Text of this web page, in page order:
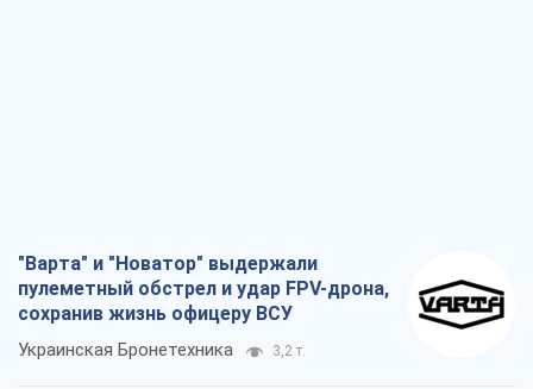
"Варта" и "Новатор" выдержали
пулеметный обстрел и удар FPV-дрона,
сохранив жизнь офицеру ВСУ
Украинская Бронетехника 3,2 т.